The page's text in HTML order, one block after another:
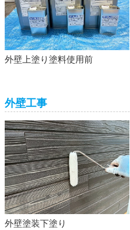
外壁上塗り塗料使用前
外壁工事
外壁塗装下塗り